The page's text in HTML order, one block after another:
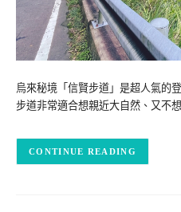
烏來秘境「信賢步道」是超人氣的
步道非常適合想親近大自然、又不
CONTINUE READING